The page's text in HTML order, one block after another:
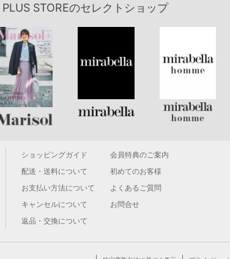
PLUS STOREのセレクトショップ
ショッピングガイド
配送・送料について
お支払い方法について
キャンセルについて
返品・交換について
会員特典のご案内
初めてのお客様
よくあるご質問
お問合せ